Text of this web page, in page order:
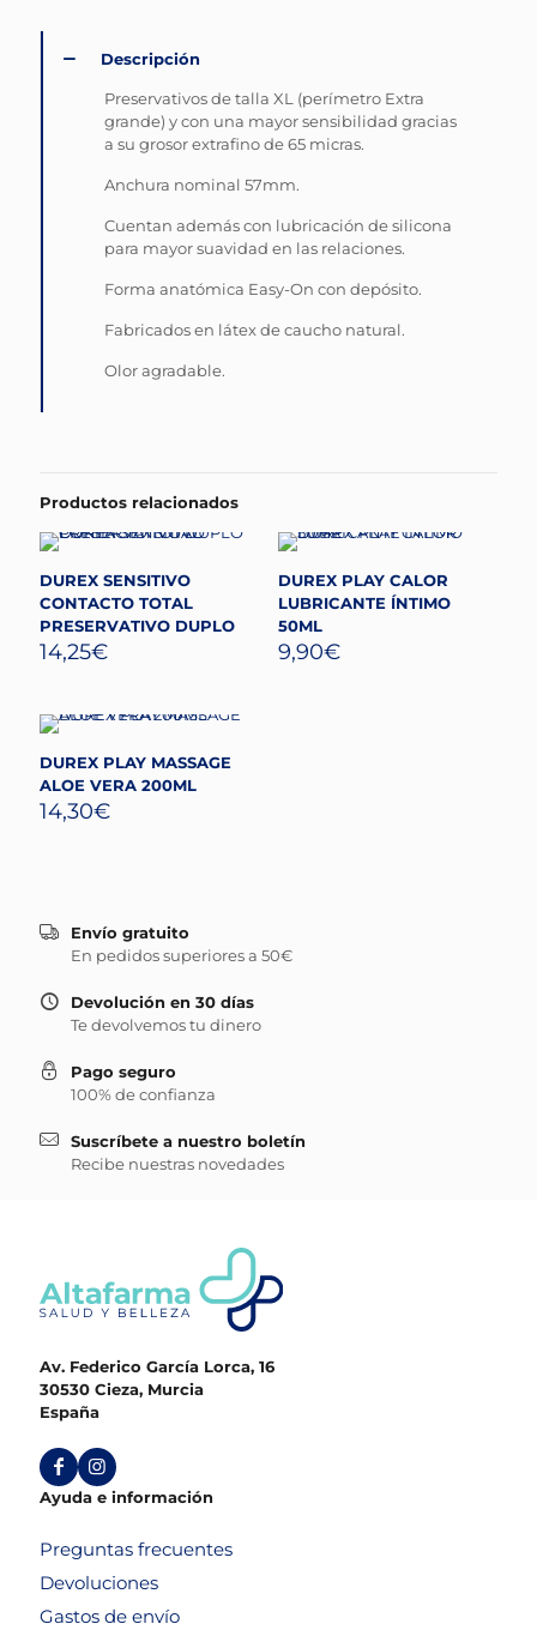
Descripción
Preservativos de talla XL (perímetro Extra
grande) y con una mayor sensibilidad gracias
a su grosor extrafino de 65 micras.
Anchura nominal 57mm.
Cuentan además con lubricación de silicona
para mayor suavidad en las relaciones.
Forma anatómica Easy-On con depósito.
Fabricados en látex de caucho natural.
Olor agradable.
Productos relacionados
DUREX SENSITIVO
CONTACTO TOTAL
PRESERVATIVO DUPLO
14,25€
DUREX PLAY CALOR
LUBRICANTE ÍNTIMO
50ML
9,90€
DUREX PLAY MASSAGE
ALOE VERA 200ML
14,30€
Envío gratuito
En pedidos superiores a 50€
Devolución en 30 días
Te devolvemos tu dinero
Pago seguro
100% de confianza
Suscríbete a nuestro boletín
Recibe nuestras novedades
Av. Federico García Lorca, 16
30530 Cieza, Murcia
España
Ayuda e información
Preguntas frecuentes
Devoluciones
Gastos de envío